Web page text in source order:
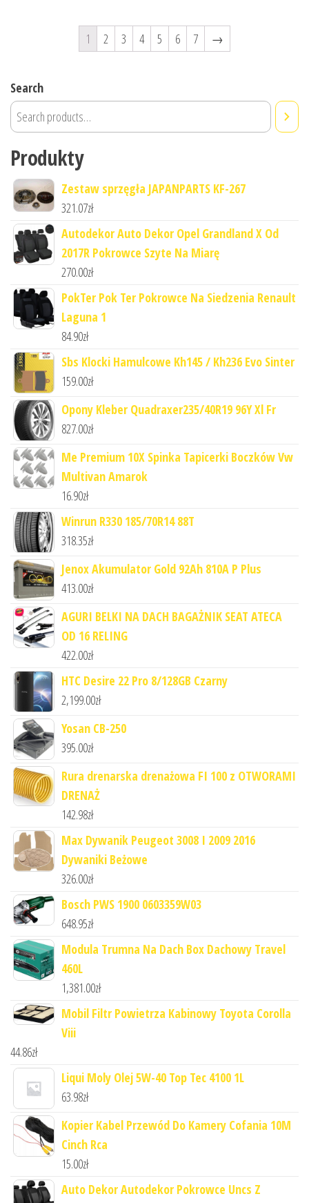
1 2 3 4 5 6 7 →
Search
Produkty
Zestaw sprzęgła JAPANPARTS KF-267
321.07zł
Autodekor Auto Dekor Opel Grandland X Od
2017R Pokrowce Szyte Na Miarę
270.00zł
PokTer Pok Ter Pokrowce Na Siedzenia Renault
Laguna 1
84.90zł
Sbs Klocki Hamulcowe Kh145 / Kh236 Evo Sinter
159.00zł
Opony Kleber Quadraxer235/40R19 96Y Xl Fr
827.00zł
Me Premium 10X Spinka Tapicerki Boczków Vw
Multivan Amarok
16.90zł
Winrun R330 185/70R14 88T
318.35zł
Jenox Akumulator Gold 92Ah 810A P Plus
413.00zł
AGURI BELKI NA DACH BAGAŻNIK SEAT ATECA
OD 16 RELING
422.00zł
HTC Desire 22 Pro 8/128GB Czarny
2,199.00zł
Yosan CB-250
395.00zł
Rura drenarska drenażowa FI 100 z OTWORAMI
DRENAŻ
142.98zł
Max Dywanik Peugeot 3008 I 2009 2016
Dywaniki Beżowe
326.00zł
Bosch PWS 1900 0603359W03
648.95zł
Modula Trumna Na Dach Box Dachowy Travel
460L
1,381.00zł
Mobil Filtr Powietrza Kabinowy Toyota Corolla
Viii
44.86zł
Liqui Moly Olej 5W-40 Top Tec 4100 1L
63.98zł
Kopier Kabel Przewód Do Kamery Cofania 10M
Cinch Rca
15.00zł
Auto Dekor Autodekor Pokrowce Uncs Z